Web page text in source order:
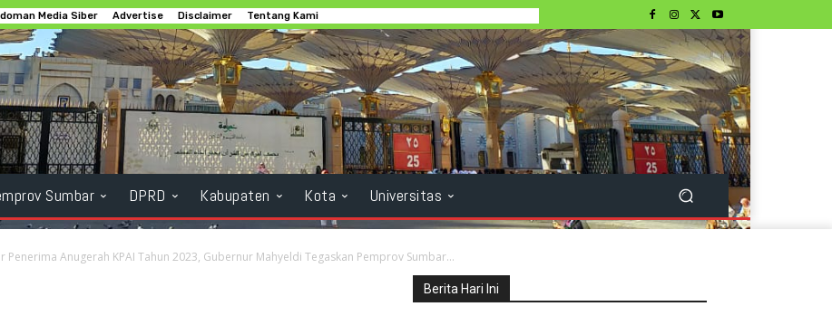
Media Siber Advertise Disclaimer Tentang Kami
Sumbar DPRD Kabupaten Kota Universitas
Penerima Anugerah KPAI Tahun 2023, Gubernur Mahyeldi Tegaskan Pemprov Sumbar...
Berita Hari Ini